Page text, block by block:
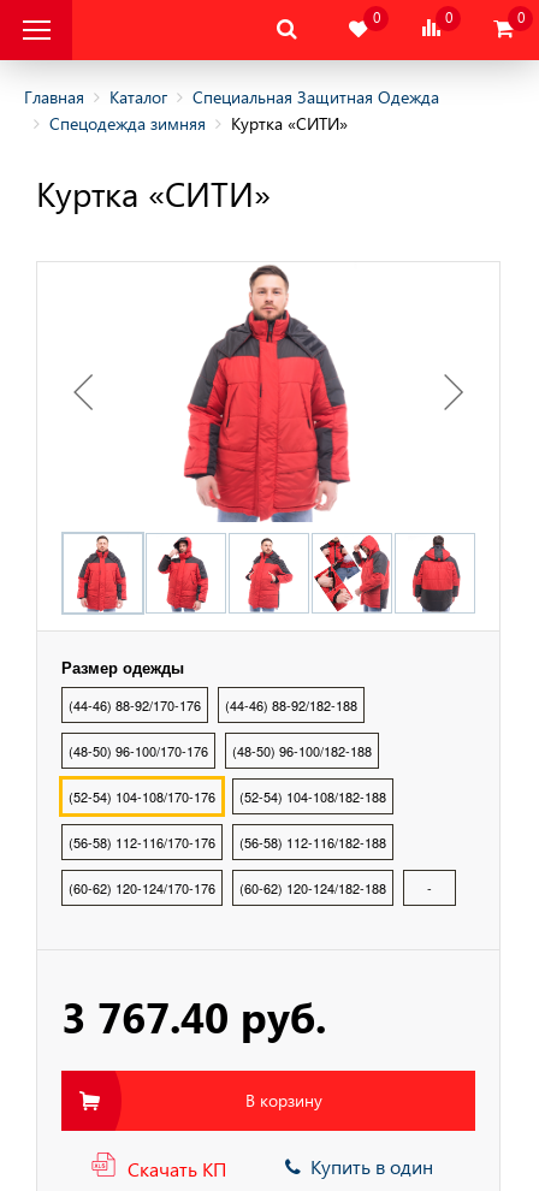
структур
охоты, туризма
Индивидуальной
Защиты Рук
Защиты
0 0 0
Главная Каталог
Специальная Защитная Одежда
Спецодежда зимняя
Куртка «СИТИ»
Куртка «СИТИ»
Размер одежды
(44-46) 88-92/170-176 (44-46) 88-92/182-188
(48-50) 96-100/170-176 (48-50) 96-100/182-188
(52-54) 104-108/170-176 (52-54) 104-108/182-188
(56-58) 112-116/170-176 (56-58) 112-116/182-188
(60-62) 120-124/170-176 (60-62) 120-124/182-188 -
3 767.40 руб.
В корзину
Скачать КП
Купить в один